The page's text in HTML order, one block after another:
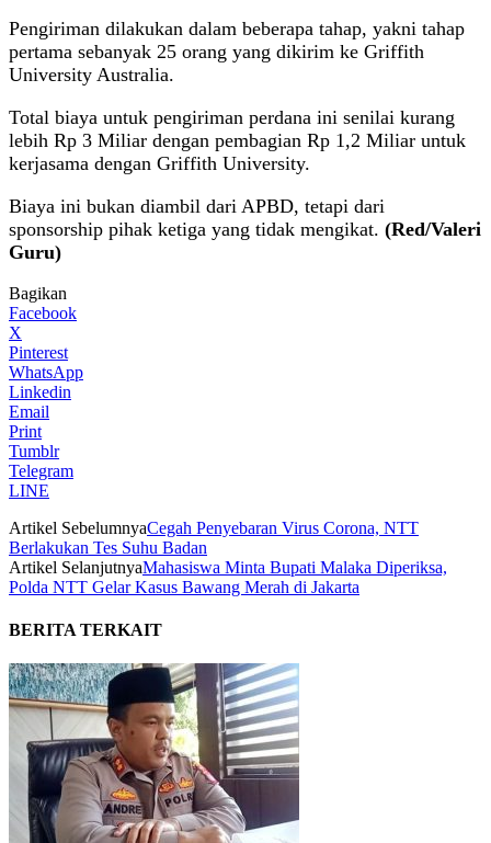
Pengiriman dilakukan dalam beberapa tahap, yakni tahap
pertama sebanyak 25 orang yang dikirim ke Griffith
University Australia.
Total biaya untuk pengiriman perdana ini senilai kurang
lebih Rp 3 Miliar dengan pembagian Rp 1,2 Miliar untuk
kerjasama dengan Griffith University.
Biaya ini bukan diambil dari APBD, tetapi dari
sponsorship pihak ketiga yang tidak mengikat. (Red/Valeri
Guru)
Bagikan
Facebook
X
Pinterest
WhatsApp
Linkedin
Email
Print
Tumblr
Telegram
LINE
Artikel SebelumnyaCegah Penyebaran Virus Corona, NTT
Berlakukan Tes Suhu Badan
Artikel SelanjutnyaMahasiswa Minta Bupati Malaka Diperiksa,
Polda NTT Gelar Kasus Bawang Merah di Jakarta
BERITA TERKAIT